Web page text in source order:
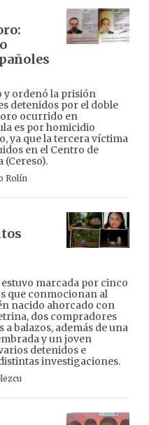
y ordenó la prisión
detenidos por el doble
oro ocurrido en
es por homicidio
ya que la tercera víctima
en el Centro de
(Cereso).
Rolín
marcada por cinco
que conmocionan al
nacido ahorcado con
dos compradores
a balazos, además de una
y un joven
detenidos e
investigaciones.